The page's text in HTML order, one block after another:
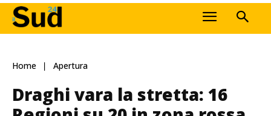
Home Apertura
Draghi vara la stretta: 16